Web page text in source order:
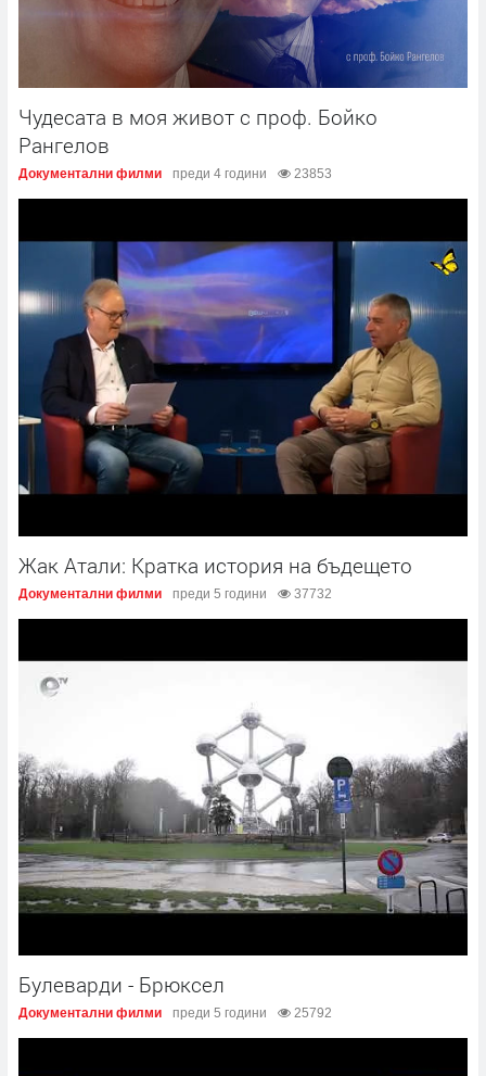
Чудесата в моя живот с проф. Бойко
Рангелов
Документални филми преди 4 години 23853
Жак Атали: Кратка история на бъдещето
Документални филми преди 5 години 37732
Булеварди - Брюксел
Документални филми преди 5 години 25792